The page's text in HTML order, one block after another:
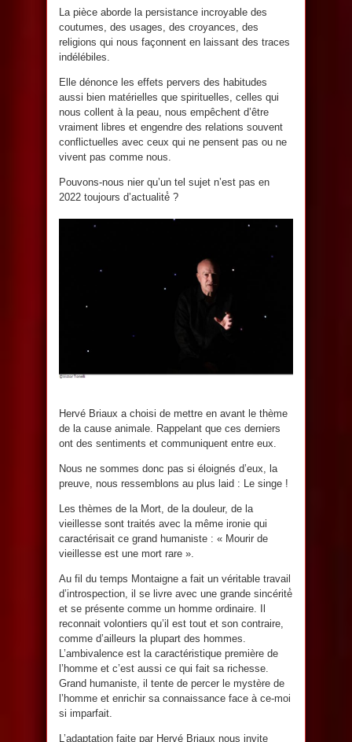
La pièce aborde la persistance incroyable des
coutumes, des usages, des croyances, des
religions qui nous façonnent en laissant des traces
indélébiles.
Elle dénonce les effets pervers des habitudes
aussi bien matérielles que spirituelles, celles qui
nous collent à la peau, nous empêchent d’être
vraiment libres et engendre des relations souvent
conflictuelles avec ceux qui ne pensent pas ou ne
vivent pas comme nous.
Pouvons-nous nier qu’un tel sujet n’est pas en
2022 toujours d’actualité́ ?
Hervé Briaux a choisi de mettre en avant le thème
de la cause animale. Rappelant que ces derniers
ont des sentiments et communiquent entre eux.
Nous ne sommes donc pas si éloignés d’eux, la
preuve, nous ressemblons au plus laid : Le singe !
Les thèmes de la Mort, de la douleur, de la
vieillesse sont traités avec la même ironie qui
caractérisait ce grand humaniste : « Mourir de
vieillesse est une mort rare ».
Au fil du temps Montaigne a fait un véritable travail
d’introspection, il se livre avec une grande sincérité́
et se présente comme un homme ordinaire. Il
reconnait volontiers qu’il est tout et son contraire,
comme d’ailleurs la plupart des hommes.
L’ambivalence est la caractéristique première de
l’homme et c’est aussi ce qui fait sa richesse.
Grand humaniste, il tente de percer le mystère de
l’homme et enrichir sa connaissance face à ce-moi
si imparfait.
L’adaptation faite par Hervé Briaux nous invite